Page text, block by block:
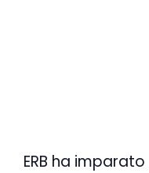
ERB ha